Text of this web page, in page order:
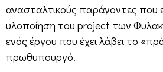
ανασταλτικούς παράγοντες που
υλοποίηση του project των
ενός έργου που έχει λάβει το
πρωθυπουργό.